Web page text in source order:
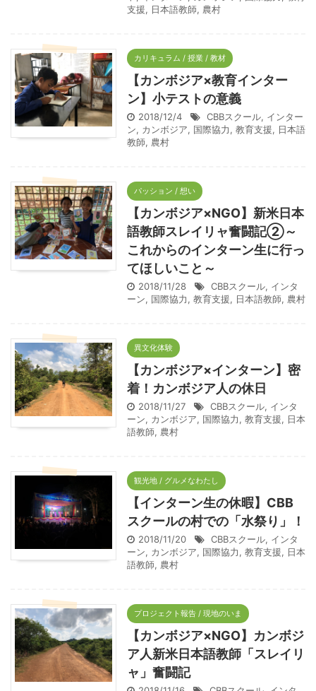
支援, 日本語教師, 農村
カリキュラム / 授業 / 教材
【カンボジア×教育インター
ン】小テストの意義
2018/12/4 CBBスクール, インター
ン, カンボジア, 国際協力, 教育支援, 日本語
教師, 農村
パッション / 想い
【カンボジア×NGO】新米日本
語教師スレイリャ奮闘記➁～
これからのインターン生に行っ
てほしいこと～
2018/11/28 CBBスクール, インタ
ーン, 国際協力, 教育支援, 日本語教師, 農村
異文化体験
【カンボジア×インターン】密
着！カンボジア人の休日
2018/11/27 CBBスクール, インタ
ーン, カンボジア, 国際協力, 教育支援, 日本
語教師, 農村
観光地 / グルメなわたし
【インターン生の休暇】CBB
スクールの村での「水祭り」！
2018/11/20 CBBスクール, インタ
ーン, カンボジア, 国際協力, 教育支援, 日本
語教師, 農村
プロジェクト報告 / 現地のいま
【カンボジア×NGO】カンボジ
ア人新米日本語教師「スレイリ
ャ」奮闘記